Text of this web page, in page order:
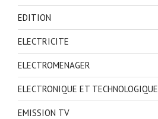
EDITION
ELECTRICITE
ELECTROMENAGER
ELECTRONIQUE ET TECHNOLOGIQUE
EMISSION TV